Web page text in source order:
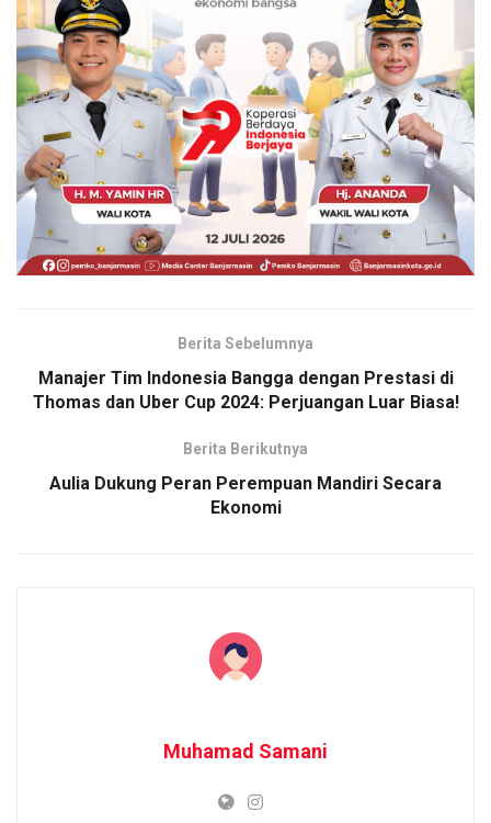
Berita Sebelumnya
Manajer Tim Indonesia Bangga dengan Prestasi di
Thomas dan Uber Cup 2024: Perjuangan Luar Biasa!
Berita Berikutnya
Aulia Dukung Peran Perempuan Mandiri Secara
Ekonomi
Muhamad Samani